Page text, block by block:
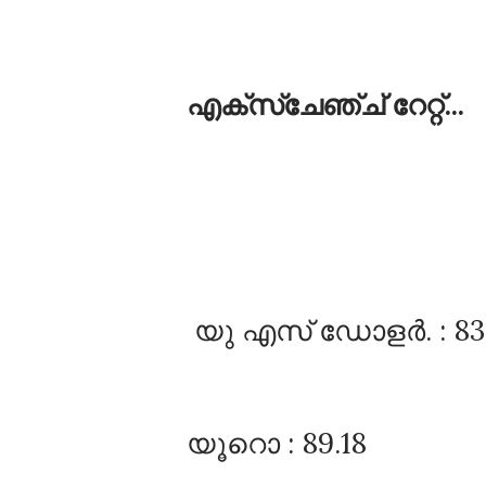
എക്സ്ചേഞ്ച്‌ റേറ്റ്‌...
യു എസ്‌ ഡോളർ. :
യൂറൊ : 89.18